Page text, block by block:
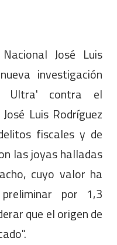
José Luis
investigación
Ultra' contra el
Luis Rodríguez
fiscales y de
las joyas halladas
cuyo valor ha
por 1,3
que el origen de